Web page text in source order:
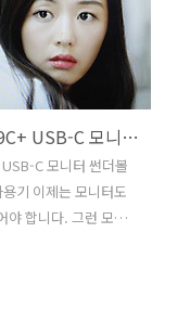
ASUS MB169C+ USB-C 모니터 썬더볼트3 및 Type-C 사용기
C 모니터 썬더볼
기 이제는 모니터도
야 합니다. 그런 모니